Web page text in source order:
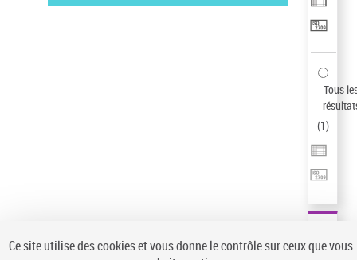
Pays
résultats/page
Tous
(1)
Ce site utilise des cookies et vous donne le contrôle sur ceux que vous